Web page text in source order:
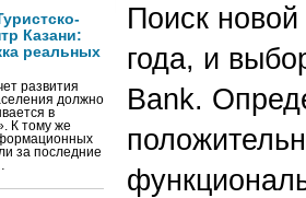
Казани:
реальных
развития
должно
в
К тому же
за последние
Поиск
года, и
Bank.